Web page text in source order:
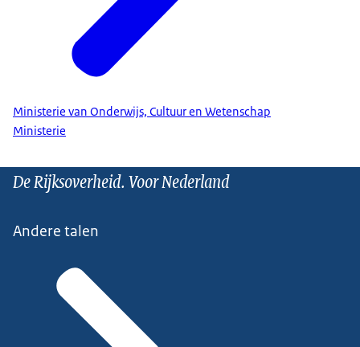
Ministerie van Onderwijs, Cultuur en Wetenschap
Ministerie
De Rijksoverheid. Voor Nederland
Andere talen